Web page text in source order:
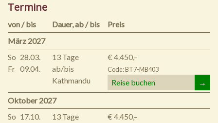
Termine
von / bis Dauer,ab / bis
Preis
März 2027
So
Fr
28.03.
09.04.
13 Tage
ab/bis
Kathmandu
€ 4.450,–
Code: BT7-MB403
Reise buchen
→
Oktober 2027
So 17.10.
13 Tage
€ 4.450,–